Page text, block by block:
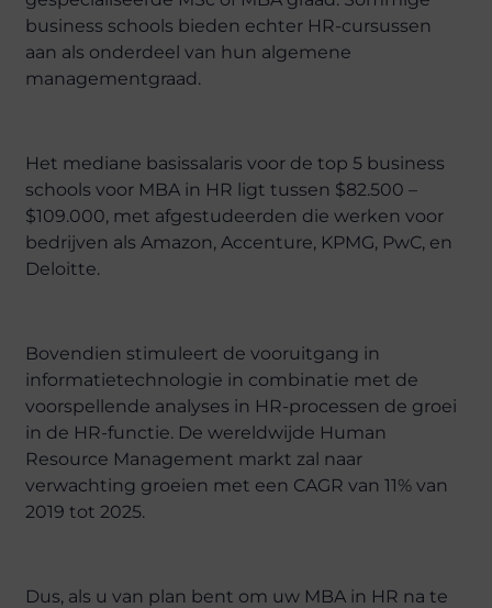
business schools bieden echter HR-cursussen
aan als onderdeel van hun algemene
managementgraad.
Het mediane basissalaris voor de top 5 business
schools voor MBA in HR ligt tussen $82.500 –
$109.000, met afgestudeerden die werken voor
bedrijven als Amazon, Accenture, KPMG, PwC, en
Deloitte.
Bovendien stimuleert de vooruitgang in
informatietechnologie in combinatie met de
voorspellende analyses in HR-processen de groei
in de HR-functie. De wereldwijde Human
Resource Management markt zal naar
verwachting groeien met een CAGR van 11% van
2019 tot 2025.
Dus, als u van plan bent om uw MBA in HR na te